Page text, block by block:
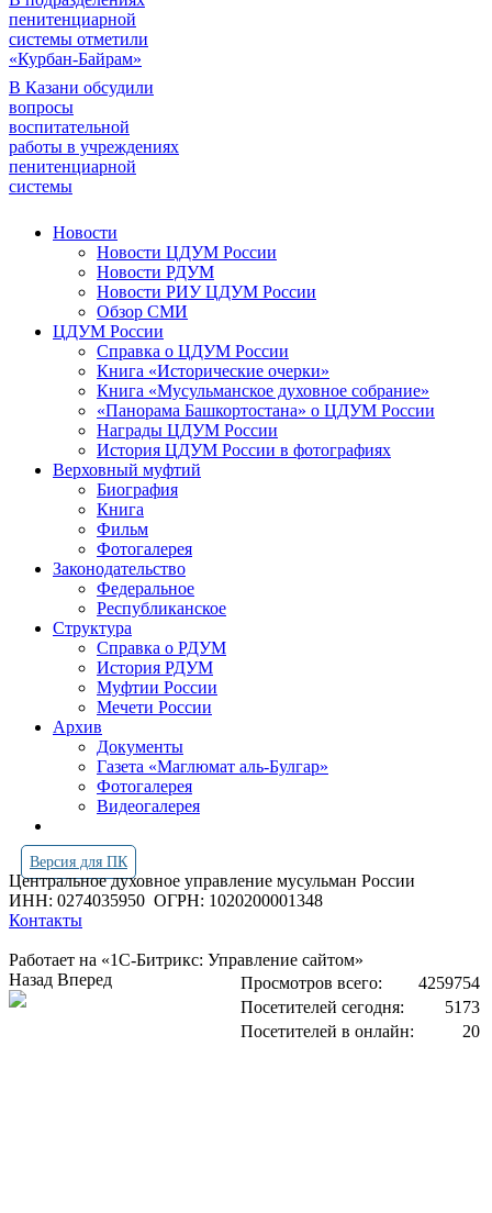
пенитенциарной
системы отметили
«Курбан-Байрам»
В Казани обсудили
вопросы
воспитательной
работы в учреждениях
пенитенциарной
системы
Новости
Новости ЦДУМ России
Новости РДУМ
Новости РИУ ЦДУМ России
Обзор СМИ
ЦДУМ России
Справка о ЦДУМ России
Книга «Исторические очерки»
Книга «Мусульманское духовное собрание»
«Панорама Башкортостана» о ЦДУМ России
Награды ЦДУМ России
История ЦДУМ России в фотографиях
Верховный муфтий
Биография
Книга
Фильм
Фотогалерея
Законодательство
Федеральное
Республиканское
Структура
Справка о РДУМ
История РДУМ
Муфтии России
Мечети России
Архив
Документы
Газета «Маглюмат аль-Булгар»
Фотогалерея
Видеогалерея
Версия для ПК
Центральное духовное управление мусульман России
ИНН: 0274035950 ОГРН: 1020200001348
Контакты
Работает на «1С-Битрикс: Управление сайтом»
Просмотров всего:
4259754
Посетителей сегодня:
5173
Посетителей в онлайн:
20
Назад Вперед